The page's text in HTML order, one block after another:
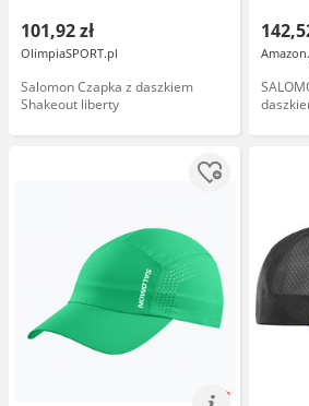
101,92 zł
OlimpiaSPORT.pl
Salomon Czapka z daszkiem
Shakeout liberty